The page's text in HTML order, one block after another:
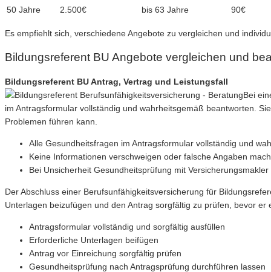
50 Jahre
2.500€ bis 63 Jahre 90€
Es empfiehlt sich, verschiedene Angebote zu vergleichen und
Bildungsreferent BU Angebote vergleichen und
Bildungsreferent BU Antrag, Vertrag und Leistungsfall
Bei
im Antragsformular vollständig und wahrheitsgemäß beantworten.
Problemen führen kann.
Alle Gesundheitsfragen im Antragsformular vollständig und
Keine Informationen verschweigen oder falsche Angaben
Bei Unsicherheit Gesundheitsprüfung mit
Der Abschluss einer Berufsunfähigkeitsversicherung für
Unterlagen beizufügen und den Antrag sorgfältig zu prüfen, bevor
Antragsformular vollständig und sorgfältig ausfüllen
Erforderliche Unterlagen beifügen
Antrag vor Einreichung sorgfältig prüfen
Gesundheitsprüfung nach Antragsprüfung durchführen lassen